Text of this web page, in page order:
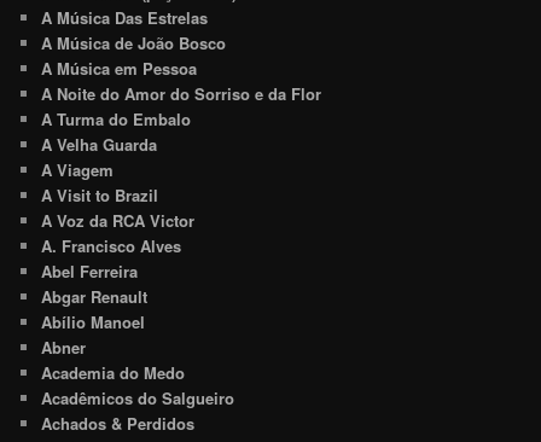
A Música Das Estrelas
A Música de João Bosco
A Música em Pessoa
A Noite do Amor do Sorriso e da Flor
A Turma do Embalo
A Velha Guarda
A Viagem
A Visit to Brazil
A Voz da RCA Victor
A. Francisco Alves
Abel Ferreira
Abgar Renault
Abílio Manoel
Abner
Academia do Medo
Acadêmicos do Salgueiro
Achados & Perdidos